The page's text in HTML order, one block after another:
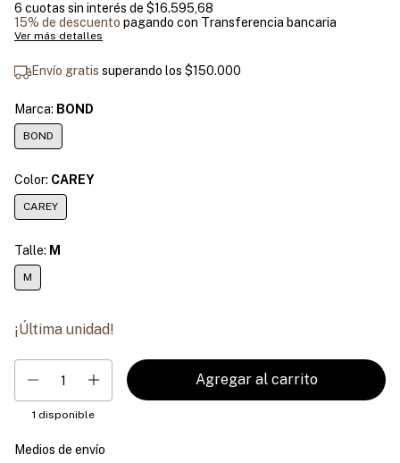
6 cuotas sin interés de $16.595,68
15% de descuento pagando con Transferencia bancaria
Ver más detalles
Envío gratis superando los $150.000
Marca: BOND
BOND
Color: CAREY
CAREY
Talle: M
M
¡Última unidad!
1 disponible
Entregas para el CP:
Medios de envío